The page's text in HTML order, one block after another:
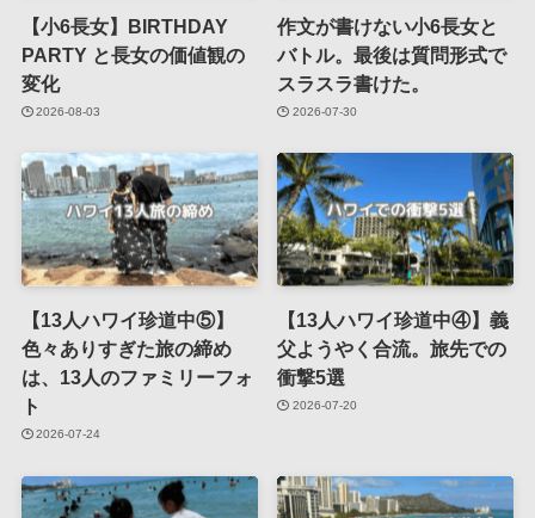
【小6長女】BIRTHDAY
PARTY と長女の価値観の
変化
2026-08-03
作文が書けない小6長女と
バトル。最後は質問形式で
スラスラ書けた。
2026-07-30
【13人ハワイ珍道中⑤】
色々ありすぎた旅の締め
は、13人のファミリーフォ
ト
2026-07-24
【13人ハワイ珍道中④】義
父ようやく合流。旅先での
衝撃5選
2026-07-20